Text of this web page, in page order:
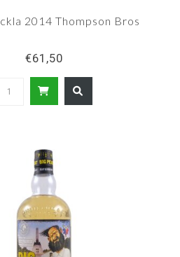
2014 Thompson Bros
€61,50